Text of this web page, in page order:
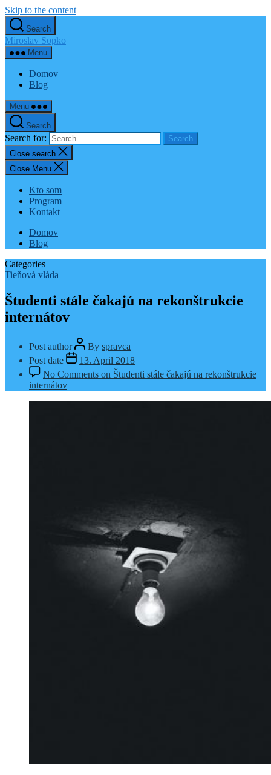
Skip to the content
Search
Miroslav Sopko
Menu
Domov
Blog
Menu
Search
Search for:
Close search
Close Menu
Kto som
Program
Kontakt
Domov
Blog
Categories
Tieňová vláda
Študenti stále čakajú na rekonštrukcie
internátov
Post author By spravca
Post date
13. April 2018
No Comments on Študenti stále čakajú na rekonštrukcie
internátov